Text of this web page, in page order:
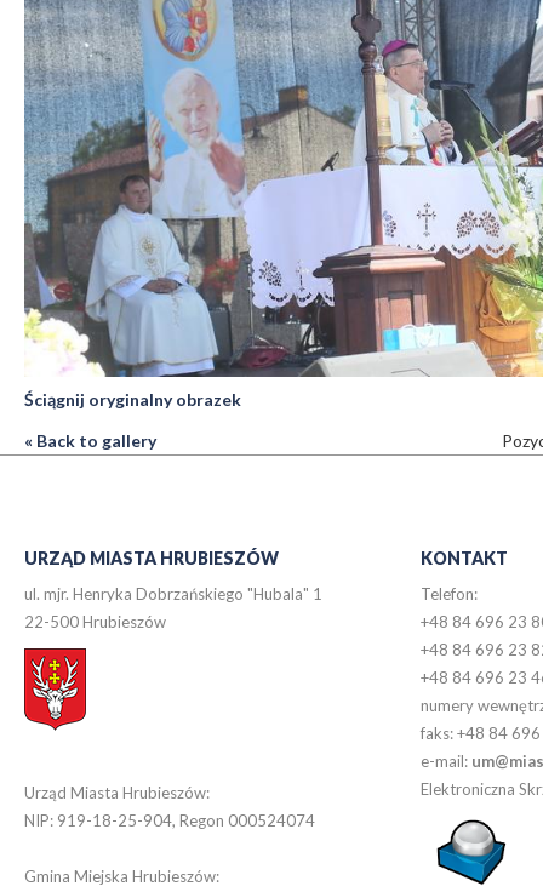
Ściągnij oryginalny obrazek
« Back to gallery
URZĄD MIASTA HRUBIESZÓW
ul. mjr. Henryka Dobrzańskiego "Hubala" 1
22-500 Hrubieszów
Urząd Miasta Hrubieszów:
NIP: 919-18-25-904, Regon 000524074
Gmina Miejska Hrubieszów:
KONTAKT
Telefon:
+48 84 696 23
+48 84 696 23
+48 84 696 23
numery
faks: +48 84
e-mail:
Elektroniczna